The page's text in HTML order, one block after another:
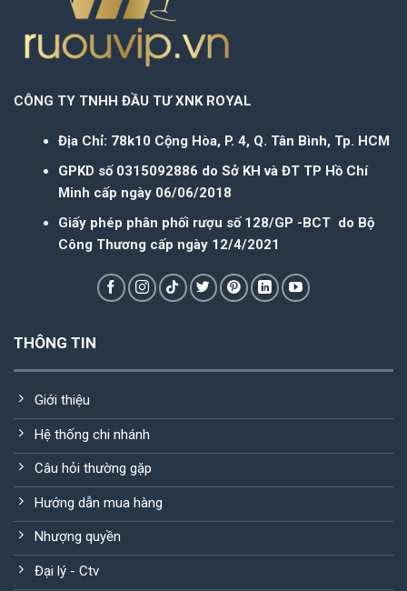
CÔNG TY TNHH ĐẦU TƯ XNK ROYAL
Địa Chỉ: 78k10 Cộng Hòa, P. 4, Q. Tân Bình, Tp. HCM
GPKD số 0315092886 do Sở KH và ĐT TP Hồ Chí
Minh cấp ngày 06/06/2018
Giấy phép phân phối rượu số 128/GP -BCT do Bộ
Công Thương cấp ngày 12/4/2021
THÔNG TIN
Giới thiệu
Hệ thống chi nhánh
Câu hỏi thường gặp
Hướng dẫn mua hàng
Nhượng quyền
Đại lý - Ctv